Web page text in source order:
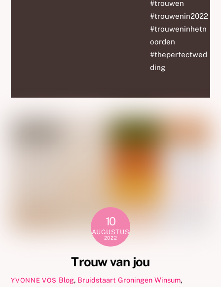
#trouwen
#trouwenin2022
#trouweninhetn
oorden
#theperfectwed
ding
10
AUGUSTUS
2022
Trouw van jou
YVONNE VOS Blog, Bruidstaart Groningen Winsum,